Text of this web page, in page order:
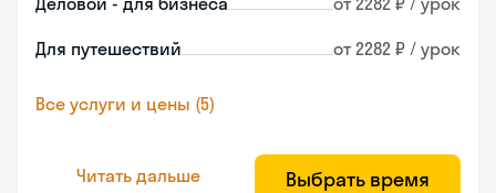
Для путешествий от 2282 ₽ / урок
Все услуги и цены (5)
Читать дальше Выбрать время